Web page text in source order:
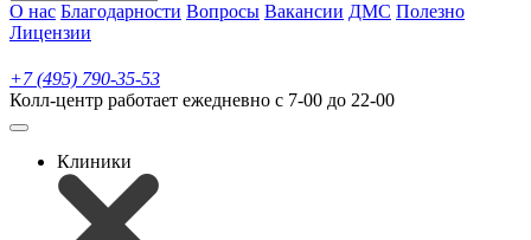
О нас Благодарности Вопросы Вакансии ДМС Полезно
Лицензии
+7 (495) 790-35-53
Колл-центр работает ежедневно с 7-00 до 22-00
Клиники